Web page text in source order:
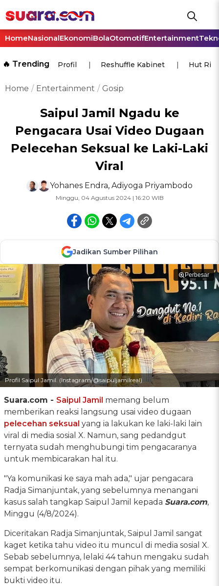
HomeNasionalEkonomiBolaOtomotifEntertainment
🔥 Trending Profil Reshuffle Kabinet Hut Ri
Home Entertainment Gosip
Saipul Jamil Ngadu ke
Pengacara Usai Video Dugaan
Pelecehan Seksual ke Laki-Laki
Viral
Yohanes Endra, Adiyoga Priyambodo
Minggu, 04 Agustus 2024 | 16:20 WIB
Jadikan Sumber Pilihan
Perbesar
Profil Saipul Jamil. (Instagram/@saipuljamilreal)
Suara.com - Saipul Jamil memang belum
memberikan reaksi langsung usai video dugaan
pelecehan seksual yang ia lakukan ke laki-laki lain
viral di media sosial X. Namun, sang pedandgut
ternyata sudah menghubungi tim pengacaranya
untuk membicarakan hal itu.
"Ya komunikasi ke saya mah ada," ujar pengacara
Radja Simanjuntak, yang sebelumnya menangani
kasus salah tangkap Saipul Jamil kepada Suara.com,
Minggu (4/8/2024).
Diceritakan Radja Simanjuntak, Saipul Jamil sangat
kaget ketika tahu video itu muncul di media sosial X.
Sebab sebelumnya, lelaki 44 tahun mengaku sudah
sempat berkomunikasi dengan pihak yang memiliki
bukti video itu.